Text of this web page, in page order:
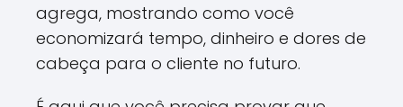
agrega, mostrando como você
economizará tempo, dinheiro e dores de
cabeça para o cliente no futuro.